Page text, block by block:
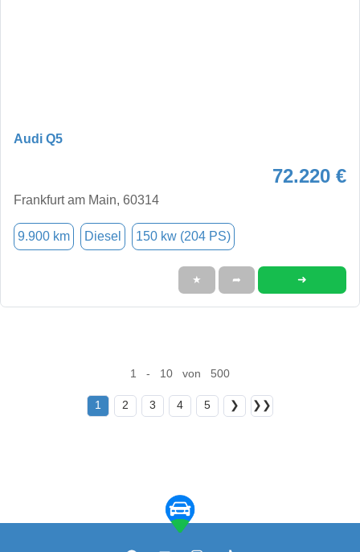
Audi Q5
72.220 €
Frankfurt am Main, 60314
9.900 km Diesel 150 kw (204 PS)
★ ➦ ➜
1 - 10 von 500
1 2 3 4 5 ❯ ❯❯